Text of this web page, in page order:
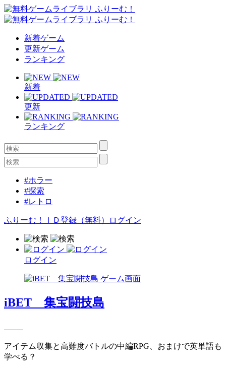
新着ゲーム
更新ゲーム
ランキング
新着
更新
ランキング
#ホラー
#探索
#レトロ
ふりーむ！ＩＤ登録（無料） ログイン
ログイン
iBET 集宝闘技島
アイテム収集と高難度バトルの中編RPG、おまけで英単語も
学べる？